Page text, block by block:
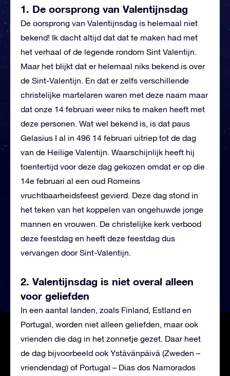
1. De oorsprong van Valentijnsdag
De oorsprong van Valentijnsdag is helemaal niet
bekend! Ik dacht altijd dat dat te maken had met
het verhaal of de legende rondom Sint Valentijn.
Maar het blijkt dat er helemaal niks bekend is over
de Sint-Valentijn. En dat er zelfs verschillende
christelijke martelaren waren met deze naam maar
dat onze 14 februari weer niks te maken heeft met
deze personen. Wat wel bekend is, is dat paus
Gelasius I al in 496 14 februari uitriep tot de dag
van de Heilige Valentijn. Waarschijnlijk heeft hij
toentertijd voor deze dag gekozen omdat er op die
14e februari al een oud Romeins
vruchtbaarheidsfeest gevierd. Deze dag stond in
het teken van het koppelen van ongehuwde jonge
mannen en vrouwen. De christelijke kerk verbood
deze feestdag en heeft deze feestdag dus
vervangen door Sint-Valentijn.
2. Valentijnsdag is niet overal alleen
voor geliefden
In een aantal landen, zoals Finland, Estland en
Portugal, worden niet alleen geliefden, maar ook
vrienden die dag in het zonnetje gezet. Daar heet
de dag bijvoorbeeld ook Ystävänpäivä (Zweden –
vriendendag) of Portugal – Dias dos Namorados